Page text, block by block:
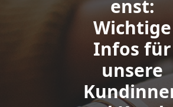
enst:
Wichtige
Infos für
unsere